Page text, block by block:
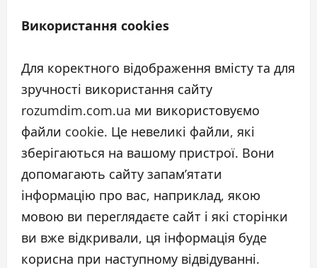
Використання cookies
Для коректного відображення вмісту та для
зручності використання сайту
rozumdim.com.ua ми використовуємо
файли cookie. Це невеликі файли, які
зберігаються на вашому пристрої. Вони
допомагають сайту запам’ятати
інформацію про вас, наприклад, якою
мовою ви переглядаєте сайт і які сторінки
ви вже відкривали, ця інформація буде
корисна при наступному відвідуванні.